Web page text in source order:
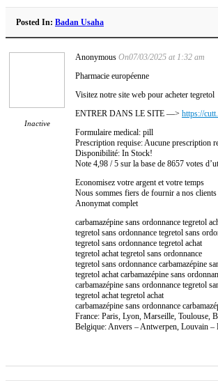
Posted In: Badan Usaha
Inactive
Anonymous On07/03/2025 at 1:32 am
Pharmacie européenne
Visitez notre site web pour acheter tegretol
ENTRER DANS LE SITE —> https://
Formulaire medical: pill
Prescription requise: Aucune prescription
Disponibilité: In Stock!
Note 4,98 / 5 sur la base de 8657 votes
Economisez votre argent et votre temps
Nous sommes fiers de fournir a nos
Anonymat complet
carbamazépine sans ordonnance tegretol
tegretol sans ordonnance tegretol sans
tegretol sans ordonnance tegretol achat
tegretol achat tegretol sans ordonnance
tegretol sans ordonnance carbamazépine
tegretol achat carbamazépine sans
carbamazépine sans ordonnance tegretol
tegretol achat tegretol achat
carbamazépine sans ordonnance
France: Paris, Lyon, Marseille, Toulouse,
Belgique: Anvers – Antwerpen, Louvain